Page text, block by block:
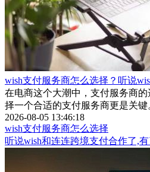
wish支付服务商怎么选择？听说
在电商这个大潮中，支付服务商
择一个合适的支付服务商更是关
2026-08-05 13:46:18
wish支付服务商怎么选择
听说wish和连连跨境支付合作了,